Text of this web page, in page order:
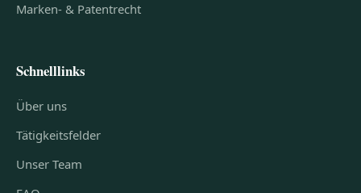
Marken- & Patentrecht
Schnelllinks
Über uns
Tätigkeitsfelder
Unser Team